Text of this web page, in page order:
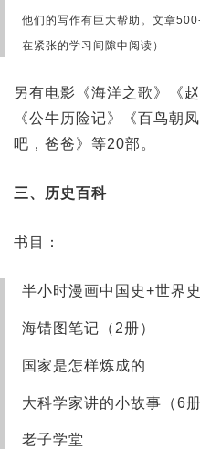
他们的写作有巨大帮助。文章
在紧张的学习间隙中阅读）
另有电影《海洋之歌》《
《公牛历险记》《百鸟朝
吧，爸爸》等20部。
三、历史百科
书目：
半小时漫画中国史+世界史
海错图笔记（2册）
国家是怎样炼成的
大科学家讲的小故事（6册
老子学堂